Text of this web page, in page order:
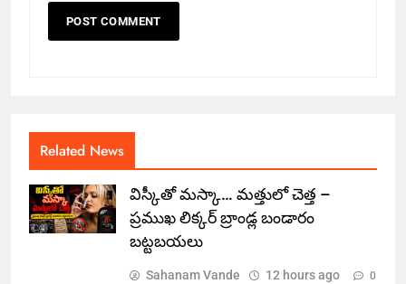
Related News
విస్కీతో మస్కా… మత్తులో చెత్త –
ప్రముఖ లిక్కర్ బ్రాండ్ల బండారం
బట్టబయలు
Sahanam Vande 12 hours ago 0